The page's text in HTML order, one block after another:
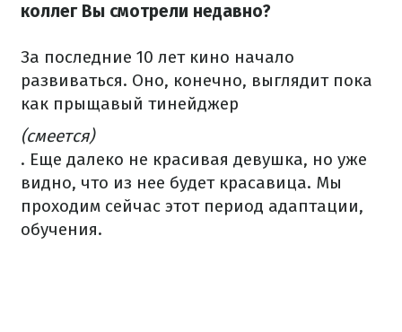
коллег Вы смотрели недавно?
За последние 10 лет кино начало
развиваться. Оно, конечно, выглядит пока
как прыщавый тинейджер
(смеется)
. Еще далеко не красивая девушка, но уже
видно, что из нее будет красавица. Мы
проходим сейчас этот период адаптации,
обучения.